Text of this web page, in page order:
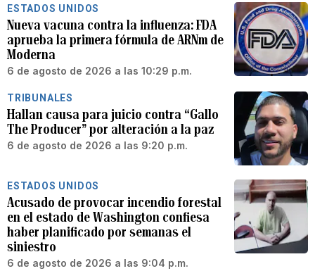
ESTADOS UNIDOS
Nueva vacuna contra la influenza: FDA
aprueba la primera fórmula de ARNm de
Moderna
6 de agosto de 2026 a las 10:29 p.m.
TRIBUNALES
Hallan causa para juicio contra “Gallo
The Producer” por alteración a la paz
6 de agosto de 2026 a las 9:20 p.m.
ESTADOS UNIDOS
Acusado de provocar incendio forestal
en el estado de Washington confiesa
haber planificado por semanas el
siniestro
6 de agosto de 2026 a las 9:04 p.m.